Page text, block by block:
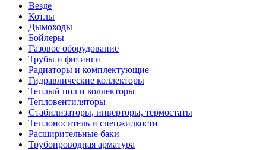
Везде
Котлы
Дымоходы
Бойлеры
Газовое оборудование
Трубы и фитинги
Радиаторы и комплектующие
Гидравлические коллекторы
Теплый пол и коллекторы
Тепловентиляторы
Стабилизаторы, инверторы, термостаты
Теплоноситель и спецжидкости
Расширительные баки
Трубопроводная арматура